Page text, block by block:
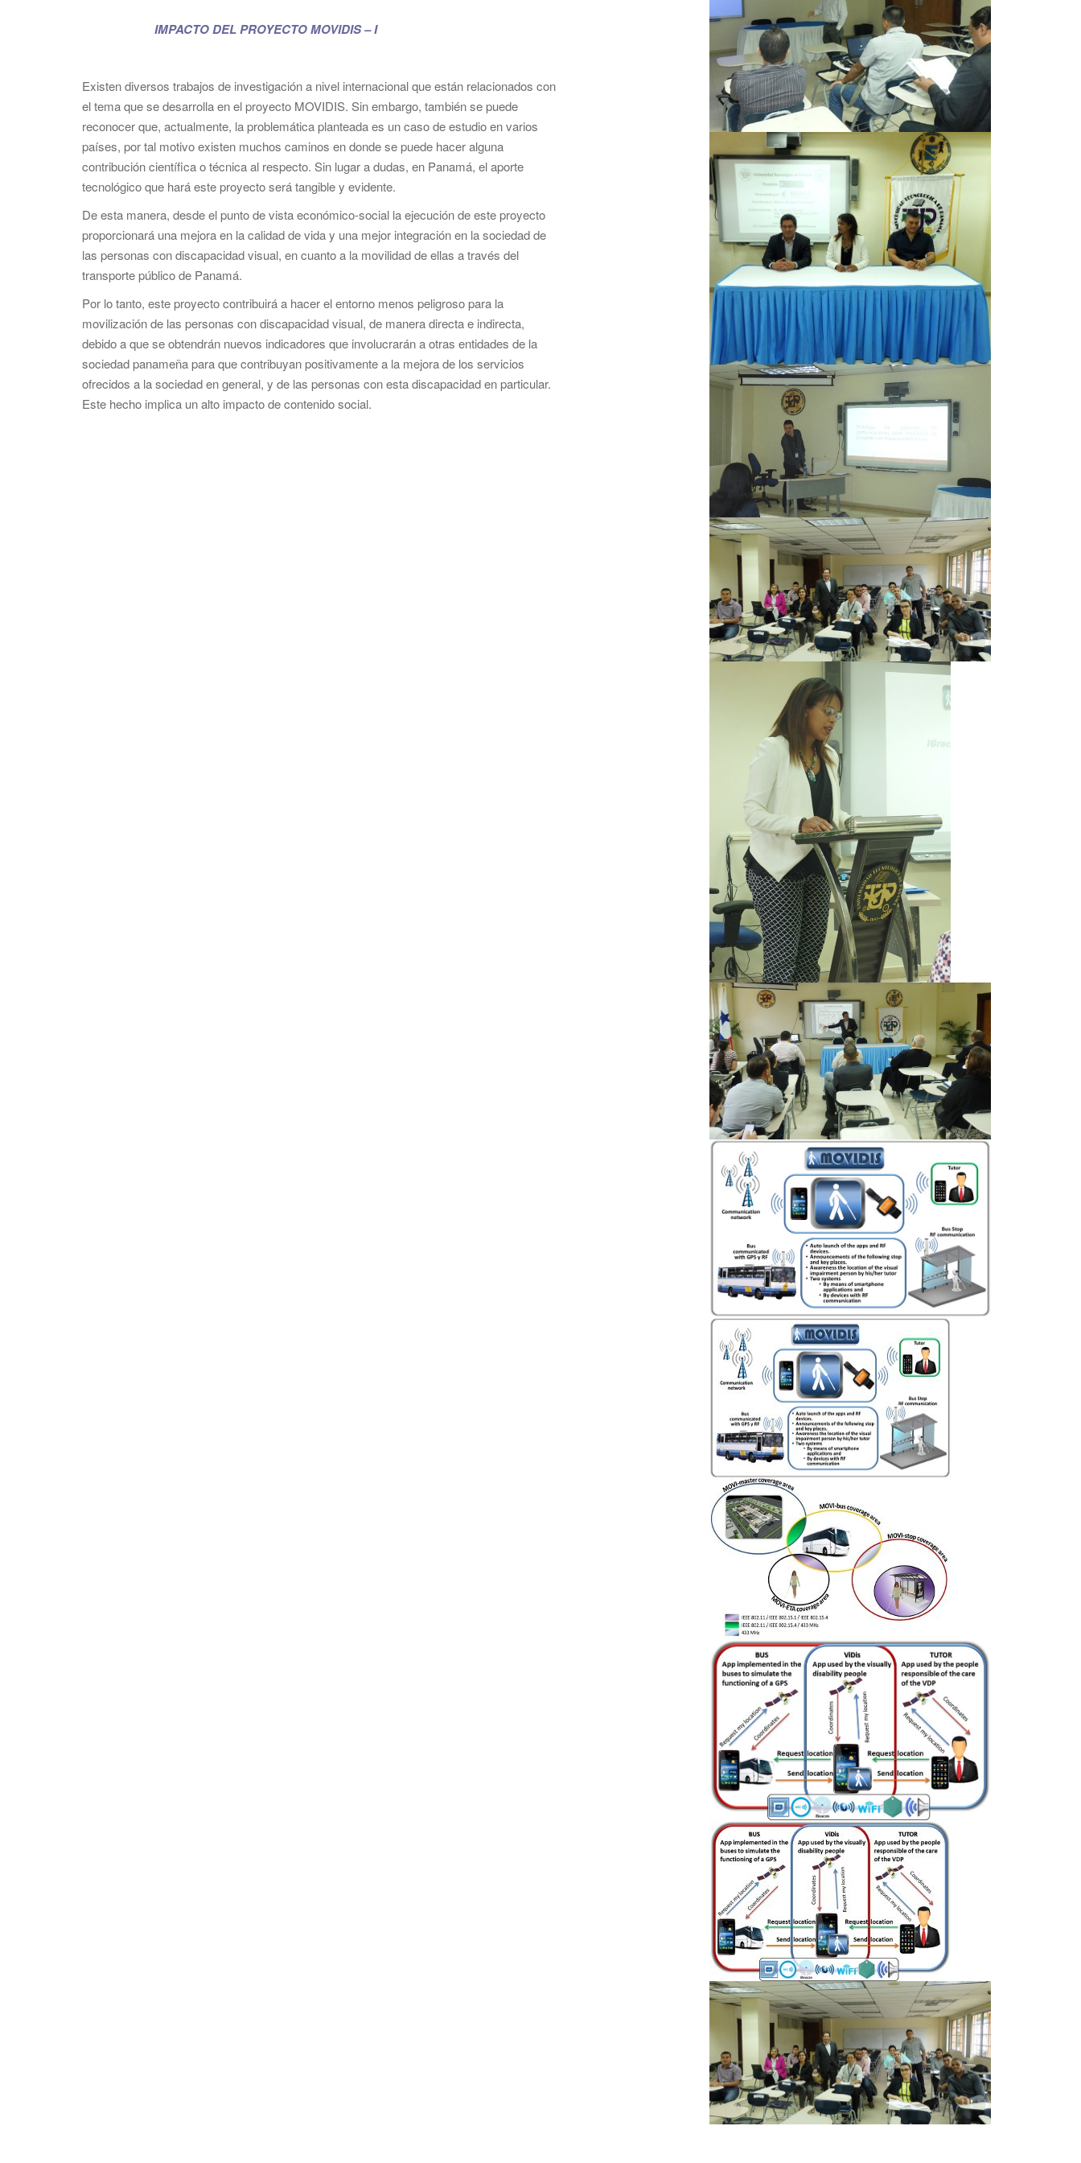
IMPACTO DEL PROYECTO MOVIDIS – I
Existen diversos trabajos de investigación a nivel internacional que están relacionados con
el tema que se desarrolla en el proyecto MOVIDIS. Sin embargo, también se puede
reconocer que, actualmente, la problemática planteada es un caso de estudio en varios
países, por tal motivo existen muchos caminos en donde se puede hacer alguna
contribución científica o técnica al respecto. Sin lugar a dudas, en Panamá, el aporte
tecnológico que hará este proyecto será tangible y evidente.
De esta manera, desde el punto de vista económico-social la ejecución de este proyecto
proporcionará una mejora en la calidad de vida y una mejor integración en la sociedad de
las personas con discapacidad visual, en cuanto a la movilidad de ellas a través del
transporte público de Panamá.
Por lo tanto, este proyecto contribuirá a hacer el entorno menos peligroso para la
movilización de las personas con discapacidad visual, de manera directa e indirecta,
debido a que se obtendrán nuevos indicadores que involucrarán a otras entidades de la
sociedad panameña para que contribuyan positivamente a la mejora de los servicios
ofrecidos a la sociedad en general, y de las personas con esta discapacidad en particular.
Este hecho implica un alto impacto de contenido social.